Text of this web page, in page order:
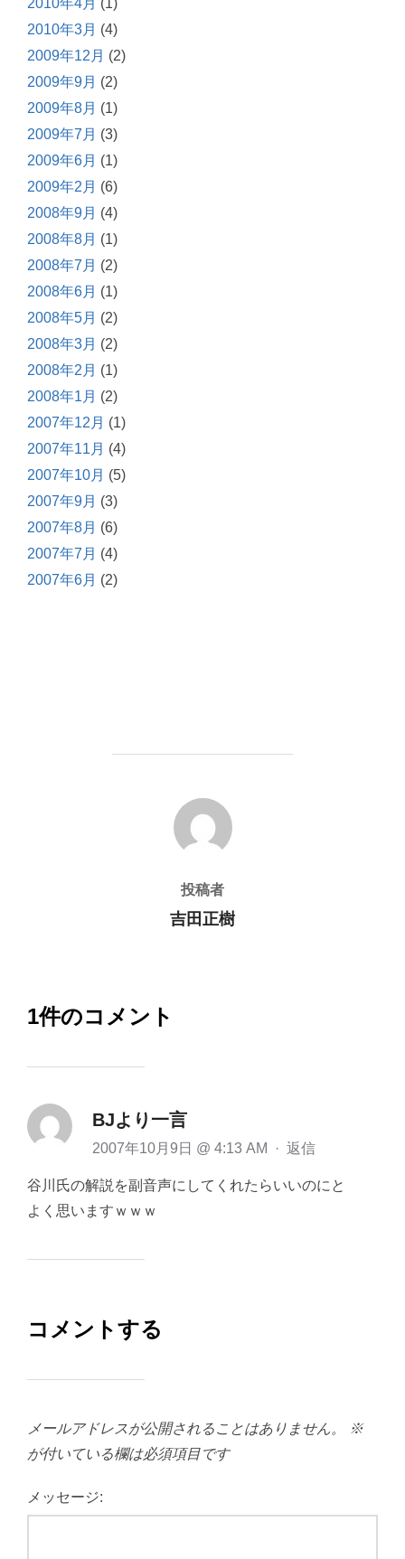
2010年4月 (1)
2010年3月 (4)
2009年12月 (2)
2009年9月 (2)
2009年8月 (1)
2009年7月 (3)
2009年6月 (1)
2009年2月 (6)
2008年9月 (4)
2008年8月 (1)
2008年7月 (2)
2008年6月 (1)
2008年5月 (2)
2008年3月 (2)
2008年2月 (1)
2008年1月 (2)
2007年12月 (1)
2007年11月 (4)
2007年10月 (5)
2007年9月 (3)
2007年8月 (6)
2007年7月 (4)
2007年6月 (2)
投稿者
投稿者
吉田正樹
1件のコメント
BJより一言
2007年10月9日 @ 4:13 AM · 返信
谷川氏の解説を副音声にしてくれたらいいのにと
よく思いますｗｗｗ
コメントする
メールアドレスが公開されることはありません。
※
が付いている欄は必須項目です
メッセージ: